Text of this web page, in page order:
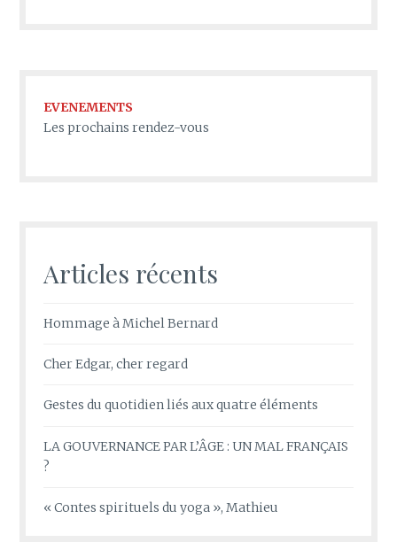
EVENEMENTS
Les prochains rendez-vous
Articles récents
Hommage à Michel Bernard
Cher Edgar, cher regard
Gestes du quotidien liés aux quatre éléments
LA GOUVERNANCE PAR L’ÂGE : UN MAL FRANÇAIS
?
« Contes spirituels du yoga », Mathieu